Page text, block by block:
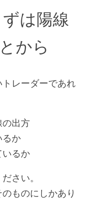
は陽線
から
レーダーであれ
の出方
るか
いるか
さい。
ものにしかあり